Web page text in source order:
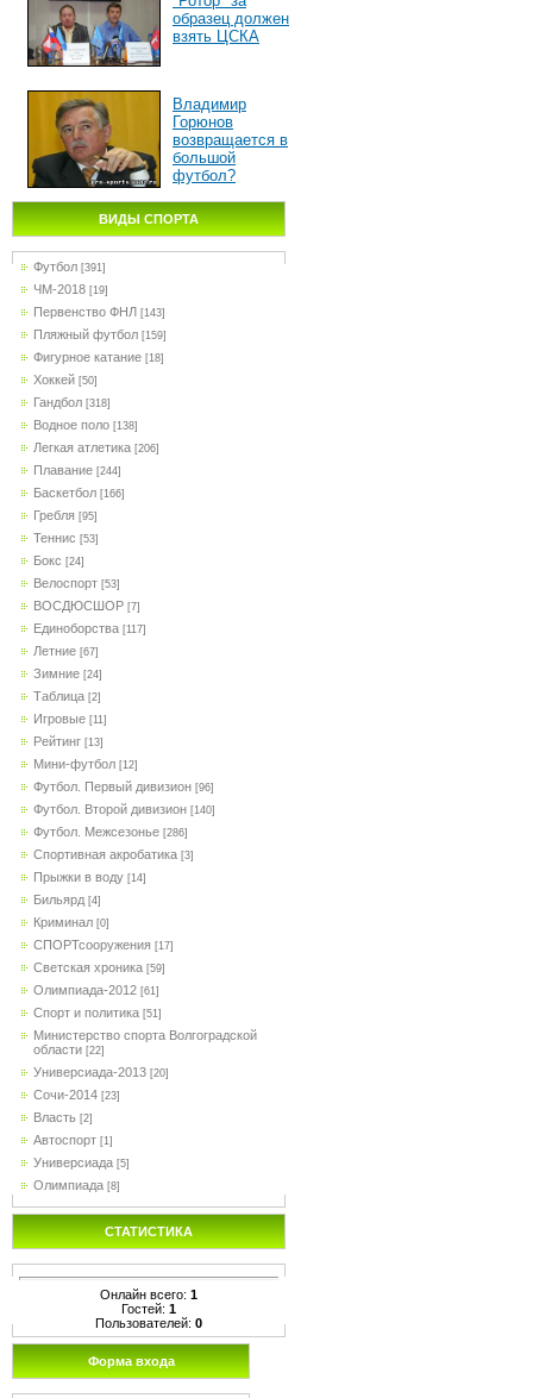
образец должен
взять ЦСКА
Владимир
Горюнов
возвращается в
большой
футбол?
ВИДЫ СПОРТА
Футбол [391]
ЧМ-2018 [19]
Первенство ФНЛ [143]
Пляжный футбол [159]
Фигурное катание [18]
Хоккей [50]
Гандбол [318]
Водное поло [138]
Легкая атлетика [206]
Плавание [244]
Баскетбол [166]
Гребля [95]
Теннис [53]
Бокс [24]
Велоспорт [53]
ВОСДЮСШОР [7]
Единоборства [117]
Летние [67]
Зимние [24]
Таблица [2]
Игровые [11]
Рейтинг [13]
Мини-футбол [12]
Футбол. Первый дивизион [96]
Футбол. Второй дивизион [140]
Футбол. Межсезонье [286]
Спортивная акробатика [3]
Прыжки в воду [14]
Бильярд [4]
Криминал [0]
СПОРТсооружения [17]
Светская хроника [59]
Олимпиада-2012 [61]
Спорт и политика [51]
Министерство спорта Волгоградской
области [22]
Универсиада-2013 [20]
Сочи-2014 [23]
Власть [2]
Автоспорт [1]
Универсиада [5]
Олимпиада [8]
СТАТИСТИКА
Онлайн всего: 1
Гостей: 1
Пользователей: 0
Форма входа